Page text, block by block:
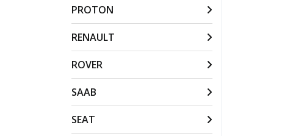
PROTON
RENAULT
ROVER
SAAB
SEAT